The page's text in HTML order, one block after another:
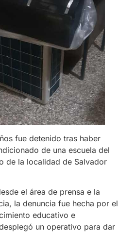
fue detenido tras haber
de una escuela del
de la localidad de Salvador
el área de prensa e la
la denuncia fue hecha por el
educativo e
un operativo para dar